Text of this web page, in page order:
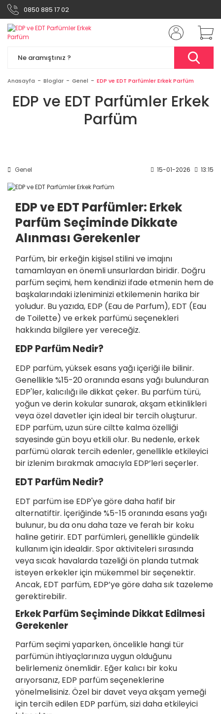
0850 885 17 02
Anasayfa Bloglar Genel EDP ve EDT Parfümler Erkek Parfüm
EDP ve EDT Parfümler Erkek
Parfüm
Genel 15-01-2026 13:15
EDP ve EDT Parfümler: Erkek
Parfüm Seçiminde Dikkate
Alınması Gerekenler
Parfüm, bir erkeğin kişisel stilini ve imajını
tamamlayan en önemli unsurlardan biridir. Doğru
parfüm seçimi, hem kendinizi ifade etmenin hem de
başkalarındaki izleniminizi etkilemenin harika bir
yoludur. Bu yazıda, EDP (Eau de Parfum), EDT (Eau
de Toilette) ve erkek parfümü seçenekleri
hakkında bilgilere yer vereceğiz.
EDP Parfüm Nedir?
EDP parfüm, yüksek esans yağı içeriği ile bilinir.
Genellikle %15-20 oranında esans yağı bulunduran
EDP'ler, kalıcılığı ile dikkat çeker. Bu parfüm türü,
yoğun ve derin kokular sunarak, akşam etkinlikleri
veya özel davetler için ideal bir tercih oluşturur.
EDP parfüm, uzun süre ciltte kalma özelliği
sayesinde gün boyu etkili olur. Bu nedenle, erkek
parfümü olarak tercih edenler, genellikle etkileyici
bir izlenim bırakmak amacıyla EDP’leri seçerler.
EDT Parfüm Nedir?
EDT parfüm ise EDP'ye göre daha hafif bir
alternatiftir. İçeriğinde %5-15 oranında esans yağı
bulunur, bu da onu daha taze ve ferah bir koku
haline getirir. EDT parfümleri, genellikle gündelik
kullanım için idealdir. Spor aktiviteleri sırasında
veya sıcak havalarda tazeliği ön planda tutmak
isteyen erkekler için mükemmel bir seçenektir.
Ancak, EDT parfüm, EDP’ye göre daha sık tazeleme
gerektirebilir.
Erkek Parfüm Seçiminde Dikkat Edilmesi
Gerekenler
Parfüm seçimi yaparken, öncelikle hangi tür
parfümün ihtiyaçlarınıza uygun olduğunu
belirlemeniz önemlidir. Eğer kalıcı bir koku
arıyorsanız, EDP parfüm seçeneklerine
yönelmelisiniz. Özel bir davet veya akşam yemeği
için tercih edilen EDP parfüm, sizi daha etkileyici